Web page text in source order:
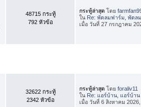
48715 กระทู้
792 หัวข้อ
กระทู้ล่าสุด โดย
ใน Re: พัดลมฟาร์ม, พัดลม
เมื่อ วันที่ 27 กรกฎาคม
32622 กระทู้
2342 หัวข้อ
กระทู้ล่าสุด โดยforaliv11
ใน Re: แอร์บ้าน, แอร์บ้าน
เมื่อ วันที่ 6 สิงหาคม 2026,